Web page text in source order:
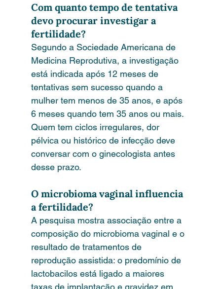
Com quanto tempo de tentativa
devo procurar investigar a
fertilidade?
Segundo a Sociedade Americana de
Medicina Reprodutiva, a investigação
está indicada após 12 meses de
tentativas sem sucesso quando a
mulher tem menos de 35 anos, e após
6 meses quando tem 35 anos ou mais.
Quem tem ciclos irregulares, dor
pélvica ou histórico de infecção deve
conversar com o ginecologista antes
desse prazo.
O microbioma vaginal influencia
a fertilidade?
A pesquisa mostra associação entre a
composição do microbioma vaginal e o
resultado de tratamentos de
reprodução assistida: o predomínio de
lactobacilos está ligado a maiores
taxas de implantação e gravidez em